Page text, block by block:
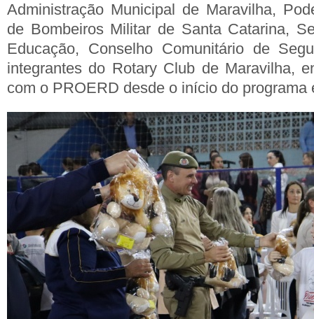
Administração Municipal de Maravilha,
de Bombeiros Militar de Santa Catarina,
Educação, Conselho Comunitário de
integrantes do Rotary Club de Maravilha,
com o PROERD desde o início do